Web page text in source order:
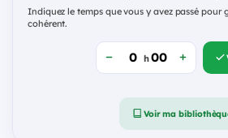
Indiquez le temps que vous y avez passé pour
cohérent.
h
Voir ma